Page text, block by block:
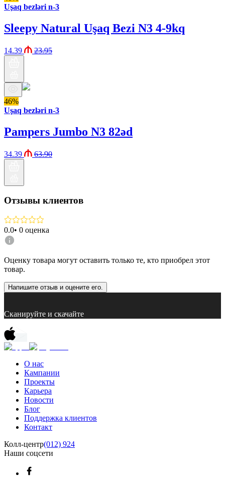
Uşaq bezləri n-3
Sleepy Natural Uşaq Bezi N3 4-9kq
14.39 23.95
46%
Uşaq bezləri n-3
Pampers Jumbo N3 82əd
34.39 63.90
Отзывы клиентов
0.0• 0 оценка
Оценку товара могут оставить только те, кто приобрел этот
товар.
Напишите отзыв и оцените его.
Сканируйте и скачайте
О нас
Кампании
Проекты
Карьера
Новости
Блог
Поддержка клиентов
Контакт
Колл-центр(012) 924
Наши соцсети